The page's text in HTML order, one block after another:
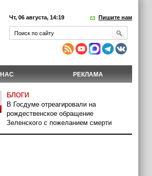
Чт, 06 августа, 14:19 Пишите нам
РЕКЛАМА
БЛОГИ
В Госдуме отреагировали на
рождественское обращение
Зеленского с пожеланием смерти